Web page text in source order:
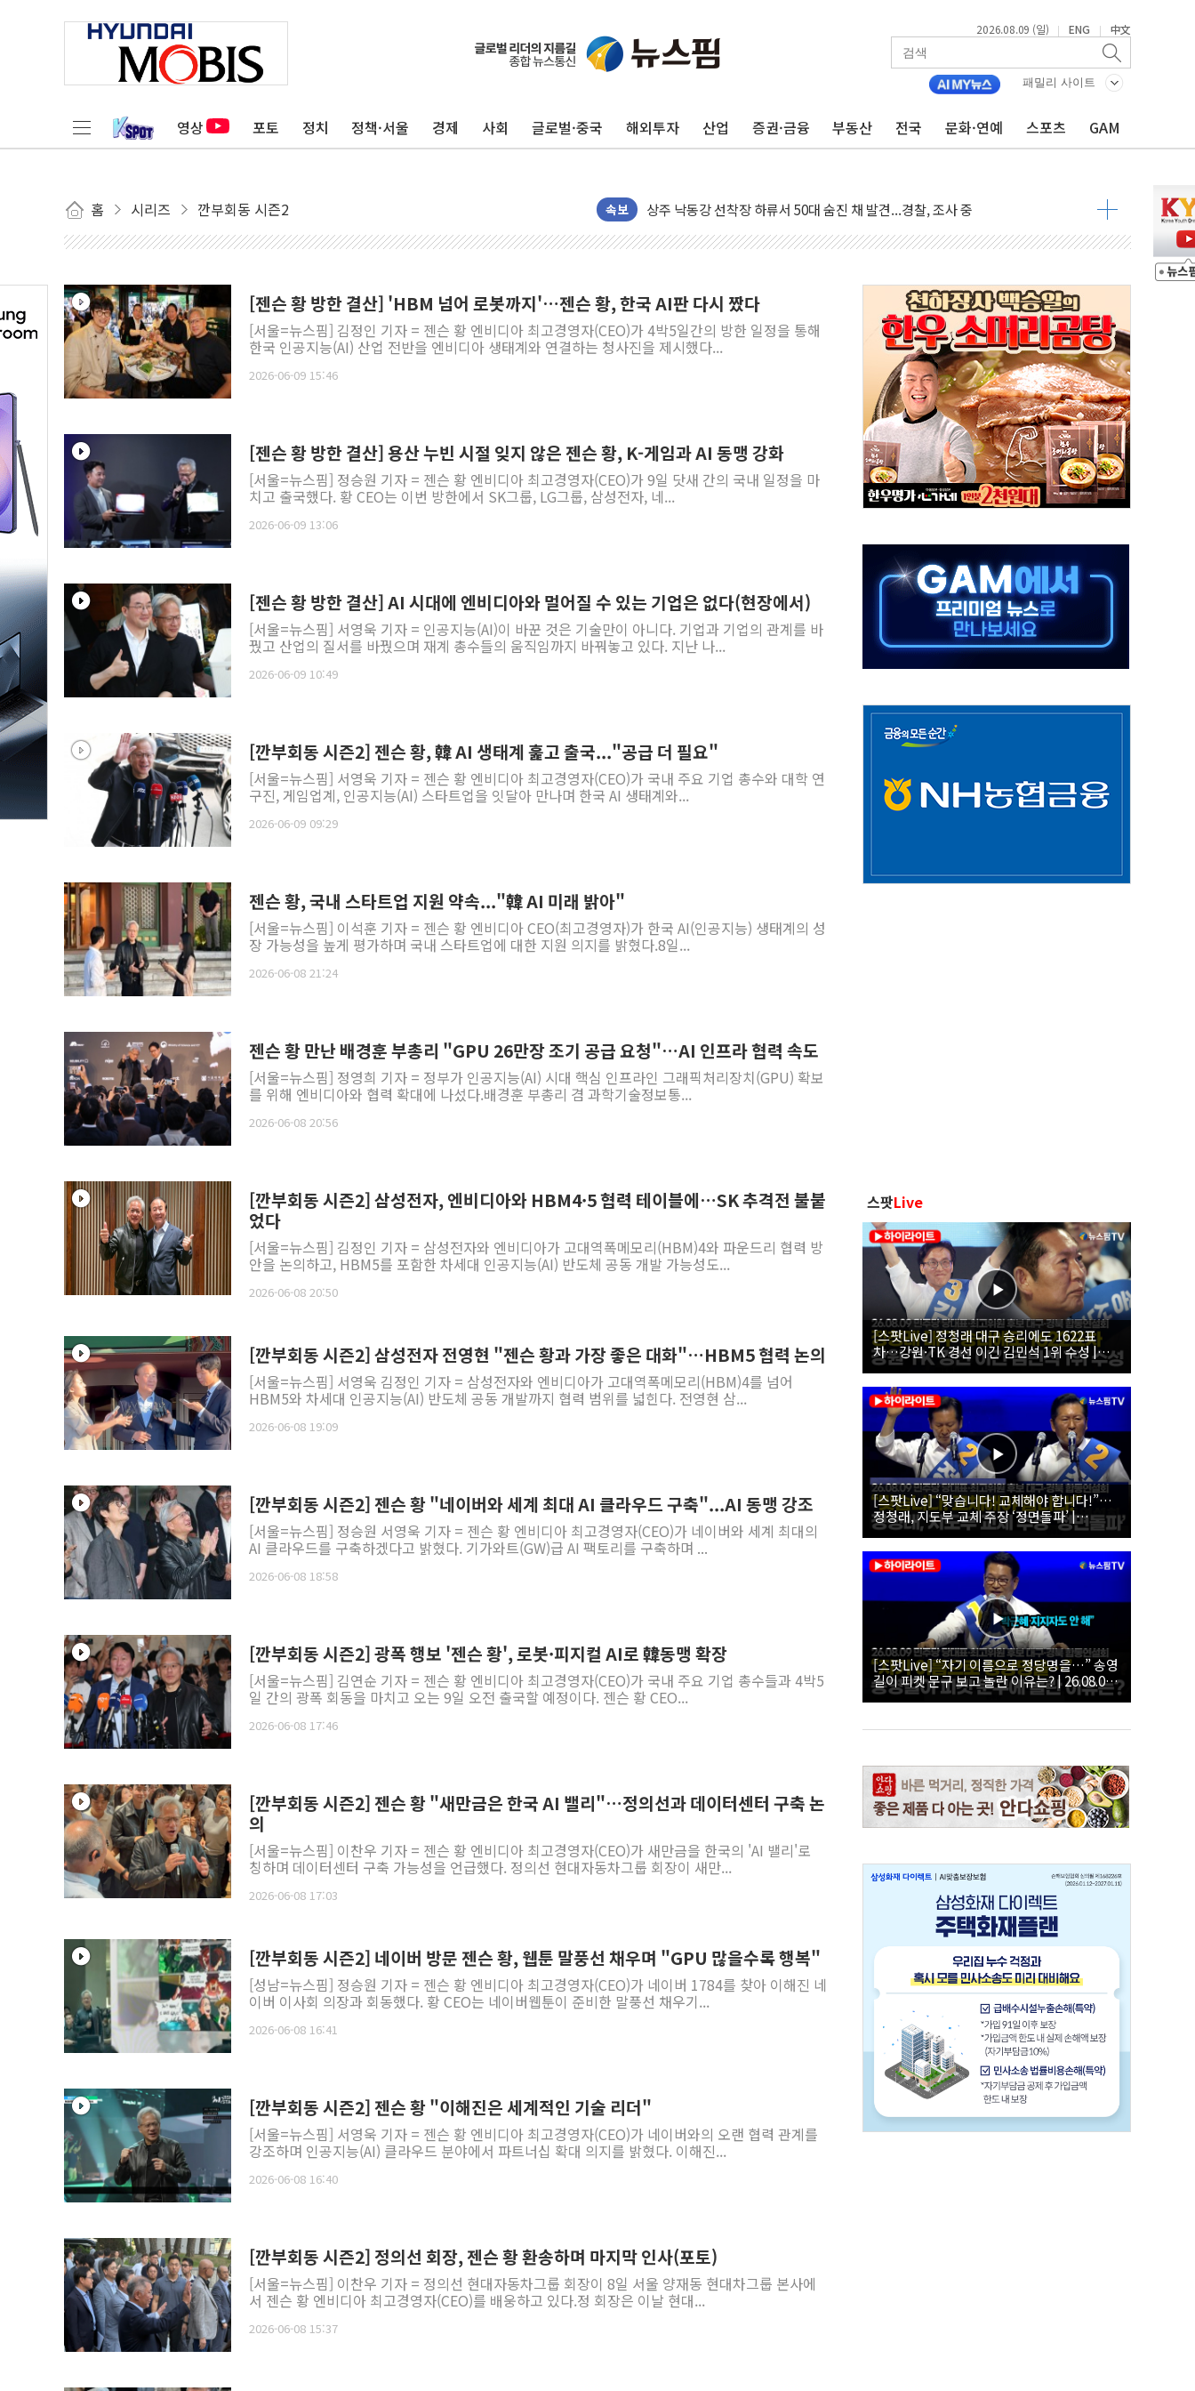
2026.08.09 (일) | ENG | 中文
패밀리 사이트
영상 포토 정치 정책·서울 경제 사회 글로벌·중국 해외투자 산업 증권·금융 부동산 전국 문화·연예 스포츠 GAM
홈 시리즈 깐부회동 시즌2 속보
평택 진위면 공장서 질식사고 발생…작업자 1명 숨져
포항 블루밸리 국가산단에 '철강 AI융합실증센터' 들어선다
[종합] 김민석, 정청래에 누적 '1.48%p' 차 선두 유지...金 46.01% vs 鄭 44.53%
민주당 경북도당위원장에 오중기 당선...합산득표율 68.63%
김민석, 강원·대구·경북 경선서 정청래에 승리…金 48.54% vs 鄭 44.40%
[속보] 민주, 강원·대구·경북 경선 결과...김민석 48.54% 정청래 44.40%
[속보] 민주, 경북 경선 결과 발표...김민석 47.37% 정청래 45.71% 송영길 6.92%
[속보] 민주, 대구 경선 결과 발표...정청래 47.82% 김민석 46.35% 송영길 5.83%
[속보] 민주, 강원 경선 결과 발표...김민석 50.30% 정청래 41.94% 송영길 7.76%
정재헌 CEO, SKT 장기고객 400명 맞이…"마음 잇는 시간 되길"
최태원, 노소영에 9440억 지급 확정되나…재상고 앞두고 막판 셈법
하나금융, 명동 소상공인에 '행복상자' 전달
인천시 광복절 현수막 '태극기 거꾸로' 논란…이틀만에 철거
홈플러스發 대형마트 판매, 역대 최대폭 감소한 9.4%↓…유통업계 양극화 심화
윤준병·이해민 의원, '정부 특사'로 콜롬비아 대통령 취임식 참석
'호우·산사태 주의보' 울진 시간당 30mm 강한 비...호우 피해 없어
여야, 황희 '버스 하우스' 공방…野 "청년 우롱 기괴" vs 與 "송구한 해프닝"
[젠슨 황 방한 결산] 'HBM 넘어 로봇까지'…젠슨 황, 한국 AI판 다시 짰다
[서울=뉴스핌] 김정인 기자 = 젠슨 황 엔비디아 최고경영자(CEO)가 4박5일간의 방한 일정을 통해
한국 인공지능(AI) 산업 전반을 엔비디아 생태계와 연결하는 청사진을 제시했다...
2026-06-09 15:46
[젠슨 황 방한 결산] 용산 누빈 시절 잊지 않은 젠슨 황, K-게임과 AI 동맹 강화
[서울=뉴스핌] 정승원 기자 = 젠슨 황 엔비디아 최고경영자(CEO)가 9일 닷새 간의 국내 일정을 마
치고 출국했다. 황 CEO는 이번 방한에서 SK그룹, LG그룹, 삼성전자, 네...
2026-06-09 13:06
[젠슨 황 방한 결산] AI 시대에 엔비디아와 멀어질 수 있는 기업은 없다(현장에서)
[서울=뉴스핌] 서영욱 기자 = 인공지능(AI)이 바꾼 것은 기술만이 아니다. 기업과 기업의 관계를 바
꿨고 산업의 질서를 바꿨으며 재계 총수들의 움직임까지 바꿔놓고 있다. 지난 나...
2026-06-09 10:49
[깐부회동 시즌2] 젠슨 황, 韓 AI 생태계 훑고 출국..."공급 더 필요"
[서울=뉴스핌] 서영욱 기자 = 젠슨 황 엔비디아 최고경영자(CEO)가 국내 주요 기업 총수와 대학 연
구진, 게임업계, 인공지능(AI) 스타트업을 잇달아 만나며 한국 AI 생태계와...
2026-06-09 09:29
젠슨 황, 국내 스타트업 지원 약속..."韓 AI 미래 밝아"
[서울=뉴스핌] 이석훈 기자 = 젠슨 황 엔비디아 CEO(최고경영자)가 한국 AI(인공지능) 생태계의 성
장 가능성을 높게 평가하며 국내 스타트업에 대한 지원 의지를 밝혔다.8일...
2026-06-08 21:24
젠슨 황 만난 배경훈 부총리 "GPU 26만장 조기 공급 요청"…AI 인프라 협력 속도
[서울=뉴스핌] 정영희 기자 = 정부가 인공지능(AI) 시대 핵심 인프라인 그래픽처리장치(GPU) 확보
를 위해 엔비디아와 협력 확대에 나섰다.배경훈 부총리 겸 과학기술정보통...
2026-06-08 20:56
[깐부회동 시즌2] 삼성전자, 엔비디아와 HBM4·5 협력 테이블에…SK 추격전 불붙
었다
[서울=뉴스핌] 김정인 기자 = 삼성전자와 엔비디아가 고대역폭메모리(HBM)4와 파운드리 협력 방
안을 논의하고, HBM5를 포함한 차세대 인공지능(AI) 반도체 공동 개발 가능성도...
2026-06-08 20:50
[깐부회동 시즌2] 삼성전자 전영현 "젠슨 황과 가장 좋은 대화"…HBM5 협력 논의
[서울=뉴스핌] 서영욱 김정인 기자 = 삼성전자와 엔비디아가 고대역폭메모리(HBM)4를 넘어
HBM5와 차세대 인공지능(AI) 반도체 공동 개발까지 협력 범위를 넓힌다. 전영현 삼...
2026-06-08 19:09
[깐부회동 시즌2] 젠슨 황 "네이버와 세계 최대 AI 클라우드 구축"...AI 동맹 강조
[서울=뉴스핌] 정승원 서영욱 기자 = 젠슨 황 엔비디아 최고경영자(CEO)가 네이버와 세계 최대의
AI 클라우드를 구축하겠다고 밝혔다. 기가와트(GW)급 AI 팩토리를 구축하며 ...
2026-06-08 18:58
[깐부회동 시즌2] 광폭 행보 '젠슨 황', 로봇·피지컬 AI로 韓동맹 확장
[서울=뉴스핌] 김연순 기자 = 젠슨 황 엔비디아 최고경영자(CEO)가 국내 주요 기업 총수들과 4박5
일 간의 광폭 회동을 마치고 오는 9일 오전 출국할 예정이다. 젠슨 황 CEO...
2026-06-08 17:46
[깐부회동 시즌2] 젠슨 황 "새만금은 한국 AI 밸리"…정의선과 데이터센터 구축 논
의
[서울=뉴스핌] 이찬우 기자 = 젠슨 황 엔비디아 최고경영자(CEO)가 새만금을 한국의 'AI 밸리'로
칭하며 데이터센터 구축 가능성을 언급했다. 정의선 현대자동차그룹 회장이 새만...
2026-06-08 17:03
[깐부회동 시즌2] 네이버 방문 젠슨 황, 웹툰 말풍선 채우며 "GPU 많을수록 행복"
[성남=뉴스핌] 정승원 기자 = 젠슨 황 엔비디아 최고경영자(CEO)가 네이버 1784를 찾아 이해진 네
이버 이사회 의장과 회동했다. 황 CEO는 네이버웹툰이 준비한 말풍선 채우기...
2026-06-08 16:41
[깐부회동 시즌2] 젠슨 황 "이해진은 세계적인 기술 리더"
[서울=뉴스핌] 서영욱 기자 = 젠슨 황 엔비디아 최고경영자(CEO)가 네이버와의 오랜 협력 관계를
강조하며 인공지능(AI) 클라우드 분야에서 파트너십 확대 의지를 밝혔다. 이해진...
2026-06-08 16:40
[깐부회동 시즌2] 정의선 회장, 젠슨 황 환송하며 마지막 인사(포토)
[서울=뉴스핌] 이찬우 기자 = 정의선 현대자동차그룹 회장이 8일 서울 양재동 현대차그룹 본사에
서 젠슨 황 엔비디아 최고경영자(CEO)를 배웅하고 있다.정 회장은 이날 현대...
2026-06-08 15:37
스팟Live
[스팟Live] 정청래 대구 승리에도 1622표
차…강원·TK 경선 이긴 김민석 1위 수성 |
26.08.09 더불어민주당 당대표·최고위원 후
보 대구·경북 합동연설회
[스팟Live] “맞습니다! 교체해야 합니다!”…
정청래, 지도부 교체 주장 ‘정면돌파’ |
26.08.09 더불어민주당 당대표·최고위원 후
보 대구·경북 합동연설회
[스팟Live] “자기 이름으로 정당명을…” 송영
길이 피켓 문구 보고 놀란 이유는? | 26.08.09
더불어민주당 당대표·최고위원 후보 대구·경